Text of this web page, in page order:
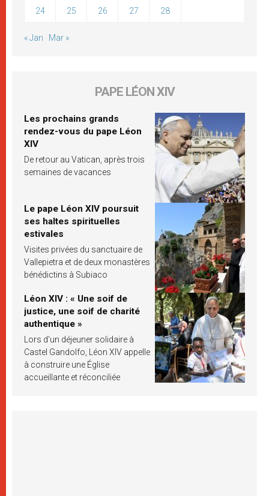
24 25 26 27 28
« Jan Mar »
PAPE LÉON XIV
Les prochains grands
rendez-vous du pape Léon
XIV
De retour au Vatican, après trois
semaines de vacances
Le pape Léon XIV poursuit
ses haltes spirituelles
estivales
Visites privées du sanctuaire de
Vallepietra et de deux monastères
bénédictins à Subiaco
Léon XIV : « Une soif de
justice, une soif de charité
authentique »
Lors d’un déjeuner solidaire à
Castel Gandolfo, Léon XIV appelle
à construire une Église
accueillante et réconciliée